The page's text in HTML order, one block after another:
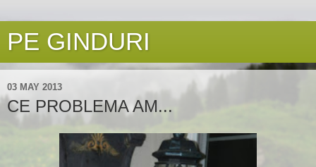
PE GINDURI
03 MAY 2013
CE PROBLEMA AM...